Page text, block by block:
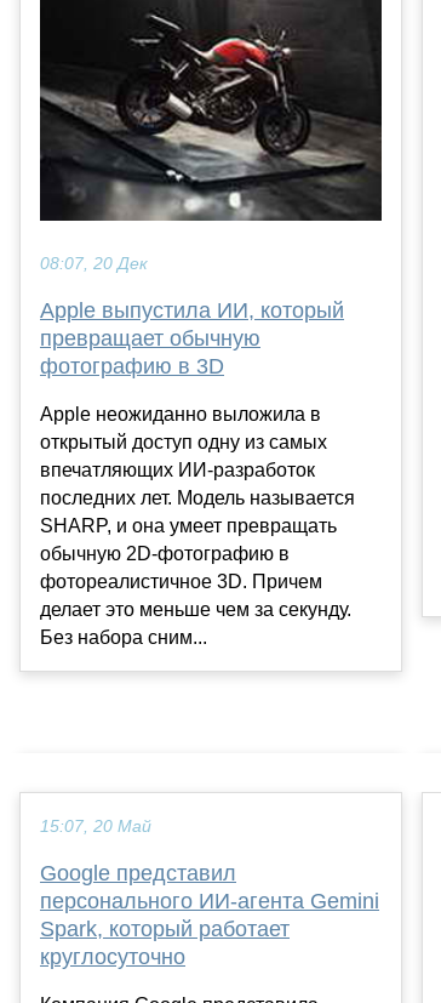
08:07, 20 Дек
Apple выпустила ИИ, который
превращает обычную
фотографию в 3D
Apple неожиданно выложила в
открытый доступ одну из самых
впечатляющих ИИ-разработок
последних лет. Модель называется
SHARP, и она умеет превращать
обычную 2D-фотографию в
фотореалистичное 3D. Причем
делает это меньше чем за секунду.
Без набора сним...
15:07, 20 Май
Google представил
персонального ИИ-агента Gemini
Spark, который работает
круглосуточно